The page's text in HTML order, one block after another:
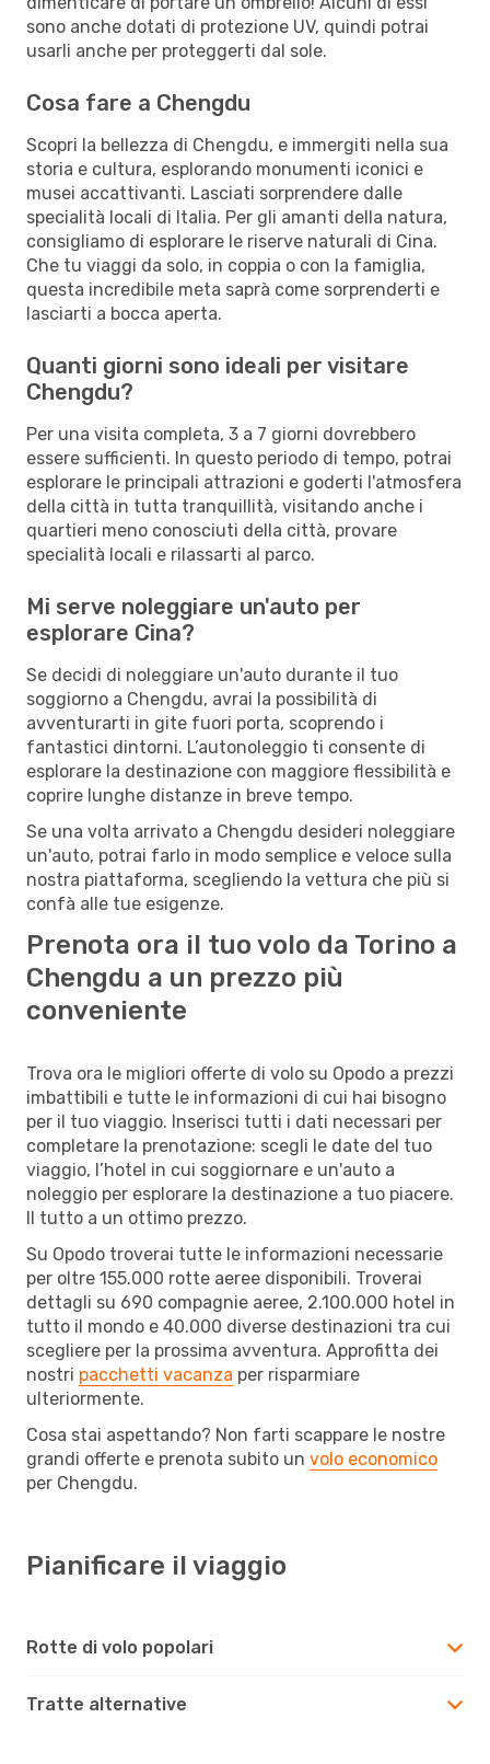
sono anche dotati di protezione UV, quindi potrai
usarli anche per proteggerti dal sole.
Cosa fare a Chengdu
Scopri la bellezza di Chengdu, e immergiti nella sua
storia e cultura, esplorando monumenti iconici e
musei accattivanti. Lasciati sorprendere dalle
specialità locali di Italia. Per gli amanti della natura,
consigliamo di esplorare le riserve naturali di Cina.
Che tu viaggi da solo, in coppia o con la famiglia,
questa incredibile meta saprà come sorprenderti e
lasciarti a bocca aperta.
Quanti giorni sono ideali per visitare
Chengdu?
Per una visita completa, 3 a 7 giorni dovrebbero
essere sufficienti. In questo periodo di tempo, potrai
esplorare le principali attrazioni e goderti l'atmosfera
della città in tutta tranquillità, visitando anche i
quartieri meno conosciuti della città, provare
specialità locali e rilassarti al parco.
Mi serve noleggiare un'auto per
esplorare Cina?
Se decidi di noleggiare un'auto durante il tuo
soggiorno a Chengdu, avrai la possibilità di
avventurarti in gite fuori porta, scoprendo i
fantastici dintorni. L’autonoleggio ti consente di
esplorare la destinazione con maggiore flessibilità e
coprire lunghe distanze in breve tempo.
Se una volta arrivato a Chengdu desideri noleggiare
un'auto, potrai farlo in modo semplice e veloce sulla
nostra piattaforma, scegliendo la vettura che più si
confà alle tue esigenze.
Prenota ora il tuo volo da Torino a
Chengdu a un prezzo più
conveniente
Trova ora le migliori offerte di volo su Opodo a prezzi
imbattibili e tutte le informazioni di cui hai bisogno
per il tuo viaggio. Inserisci tutti i dati necessari per
completare la prenotazione: scegli le date del tuo
viaggio, l’hotel in cui soggiornare e un'auto a
noleggio per esplorare la destinazione a tuo piacere.
Il tutto a un ottimo prezzo.
Su Opodo troverai tutte le informazioni necessarie
per oltre 155.000 rotte aeree disponibili. Troverai
dettagli su 690 compagnie aeree, 2.100.000 hotel in
tutto il mondo e 40.000 diverse destinazioni tra cui
scegliere per la prossima avventura. Approfitta dei
nostri pacchetti vacanza per risparmiare
ulteriormente.
Cosa stai aspettando? Non farti scappare le nostre
grandi offerte e prenota subito un volo economico
per Chengdu.
Pianificare il viaggio
Rotte di volo popolari
Tratte alternative